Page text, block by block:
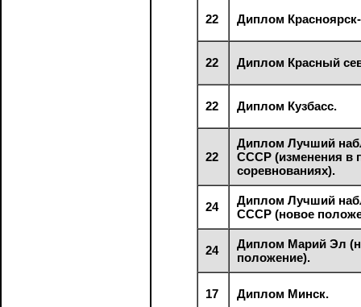
22 Диплом
22 Диплом Красный
22 Диплом Кузбасс.
22
Диплом Лучший
СССР (изменения в
соревнованиях).
24
Диплом Лучший
СССР (новое
24
Диплом Марий Эл
положение).
17 Диплом Минск.